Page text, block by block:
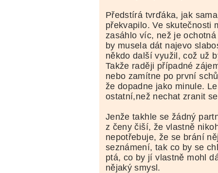
Předstírá tvrďáka, jak
překvapilo. Ve skutečnosti
zasáhlo víc, než je
by musela dát najevo
někdo další využil, což už
Takže raději případné
nebo zamítne po první
že dopadne jako minule.
ostatní,než nechat zranit
Jenže takhle se žádný
z čeny čiší, že vlastně
nepotřebuje, že se brání
seznámení, tak co by se
ptá, co by jí vlastně mohl
nějaký smysl.